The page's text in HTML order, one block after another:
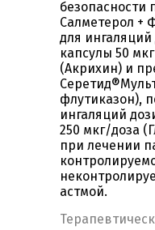
безопасности
Салметерол +
для
капсулы 50
(Акрихин) и
флутиказон),
ингаляций
250 мкг/доза
при лечении
астмой.